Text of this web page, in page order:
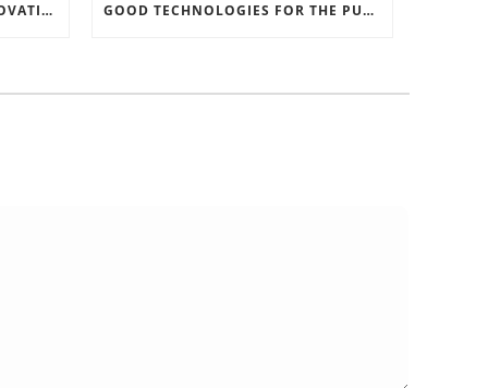
RECORD SOFTWARE AND INNOVATIONS GOOD TECHNOLOGIES FOR THE PURPOSE OF TRAFFIC